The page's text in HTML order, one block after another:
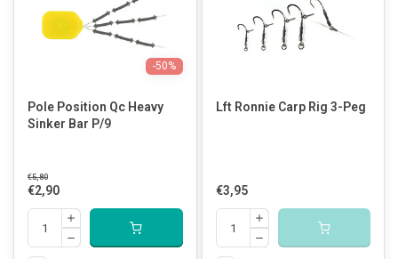
-50%
Pole Position Qc Heavy
Sinker Bar P/9
€5,80
€2,90
Lft Ronnie Carp Rig 3-Peg
€3,95